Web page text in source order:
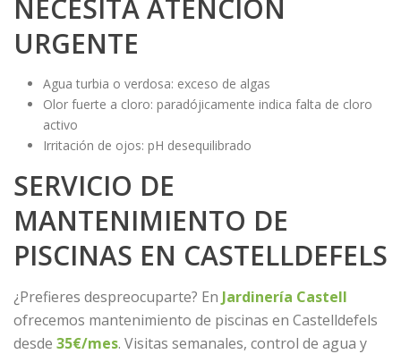
NECESITA ATENCIÓN
URGENTE
Agua turbia o verdosa: exceso de algas
Olor fuerte a cloro: paradójicamente indica falta de cloro
activo
Irritación de ojos: pH desequilibrado
SERVICIO DE
MANTENIMIENTO DE
PISCINAS EN CASTELLDEFELS
¿Prefieres despreocuparte? En Jardinería Castell
ofrecemos mantenimiento de piscinas en Castelldefels
desde 35€/mes. Visitas semanales, control de agua y